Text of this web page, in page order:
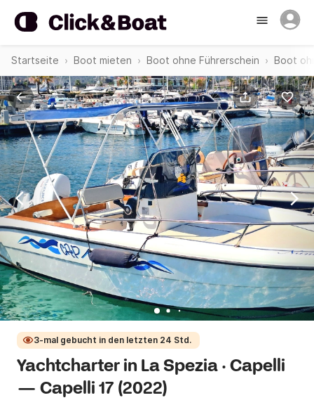
Startseite Boot mieten Boot ohne Führerschein Boot
3-mal gebucht in den letzten 24 Std.
Yachtcharter in La Spezia · Capelli
— Capelli 17 (2022)